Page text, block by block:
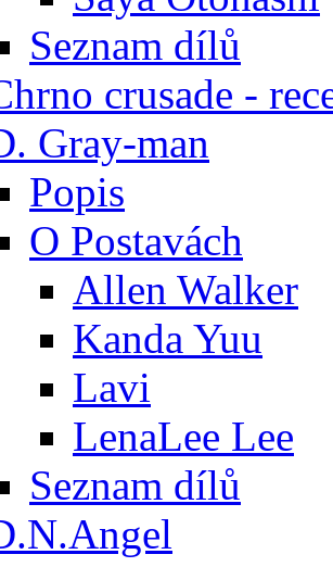
Seznam dílů
crusade -
Gray-man
Popis
O Postavách
Allen Walker
Kanda Yuu
Lavi
LenaLee Lee
Seznam dílů